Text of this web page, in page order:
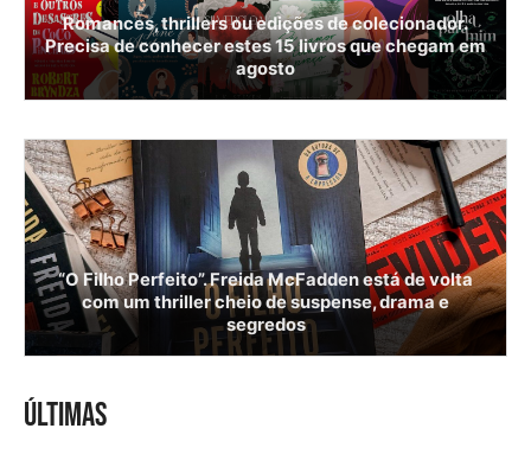
Romances, thrillers ou edições de colecionador.
Precisa de conhecer estes 15 livros que chegam em
agosto
“O Filho Perfeito”. Freida McFadden está de volta
com um thriller cheio de suspense, drama e
segredos
ÚLTIMAS